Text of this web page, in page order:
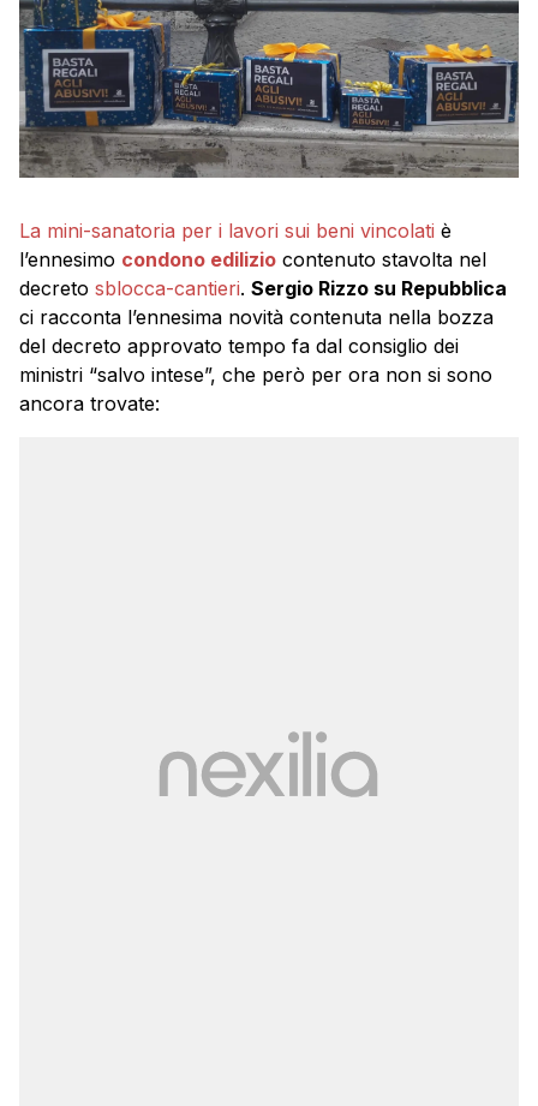
La mini-sanatoria per i lavori sui beni vincolati è
l’ennesimo condono edilizio contenuto stavolta nel
decreto sblocca-cantieri. Sergio Rizzo su Repubblica
ci racconta l’ennesima novità contenuta nella bozza
del decreto approvato tempo fa dal consiglio dei
ministri “salvo intese”, che però per ora non si sono
ancora trovate: